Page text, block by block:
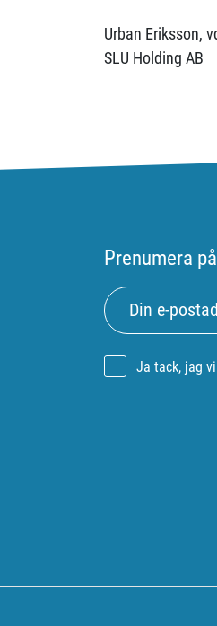
Urban Eriksson,
SLU Holding AB
Prenumera
Ja tack, jag